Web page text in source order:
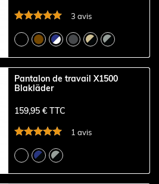
3 avis
Pantalon de travail X1500
Blakläder
159,95 € TTC
1 avis